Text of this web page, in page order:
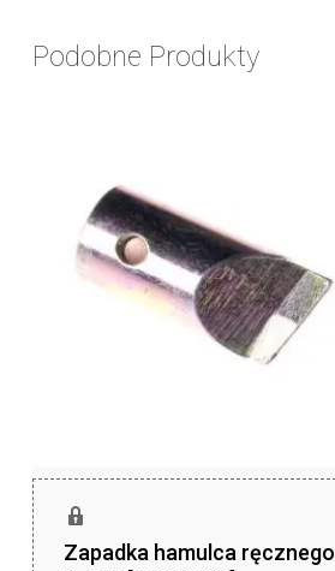
Podobne Produkty
Zapadka hamulca ręcznego